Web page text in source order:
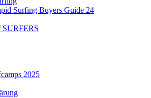
Surfing Buyers Guide 24
SURFERS
2025